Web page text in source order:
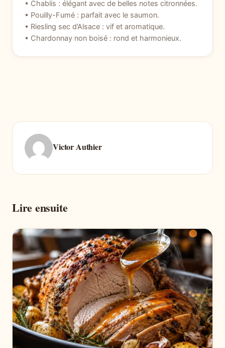
• Chablis : élégant avec de belles notes citronnées.
• Pouilly-Fumé : parfait avec le saumon.
• Riesling sec d’Alsace : vif et aromatique.
• Chardonnay non boisé : rond et harmonieux.
Victor Authier
Lire ensuite